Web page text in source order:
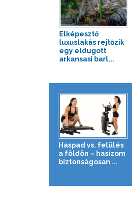
Elképesztő
luxuslakás rejtőzik
egy eldugott
arkansasi barl...
Haspad vs. felülés
a földön – hasizom
biztonságosan ...